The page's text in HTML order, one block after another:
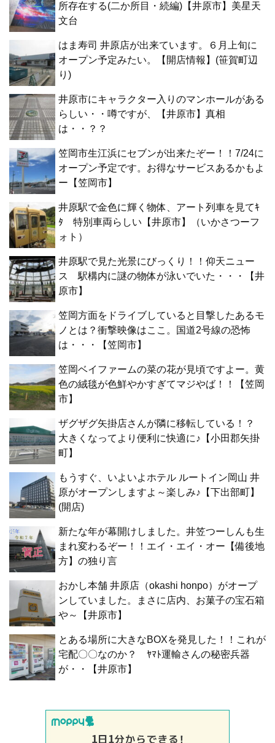
所存在する(二か所目・続編)【井原市】美星天
文台
はま寿司 井原店が出来ています。６月上旬に
オープン予定みたい。【開店情報】(笹賀町辺
り)
井原市にキャラクター入りのマンホールがある
らしい・・噂ですが、【井原市】真相
は・・？？
笠岡市生江浜にセブンが出来たぞー！！7/24に
オープン予定です。お得なサービスあるかもよ
ー【笠岡市】
井原駅で金色に輝く物体、アート列車を見てｷ
ﾀ 特別車両らしい【井原市】（いかさつーフ
ォト）
井原駅で見た光景にびっくり！！仰天ニュー
ス 駅構内に謎の物体が泳いでいた・・・【井
原市】
笠岡方面をドライブしていると目撃したあるモ
ノとは？衝撃映像はここ。国道2号線の恐怖
は・・・【笠岡市】
笠岡ベイファームの菜の花が見頃ですよー。黄
色の絨毯が色鮮やかすぎてマジやば！！【笠岡
市】
ザグザグ矢掛店さんが隣に移転している！？
大きくなってより便利に快適に♪【小田郡矢掛
町】
もうすぐ、いよいよホテル ルートイン岡山 井
原がオープンしますよ～楽しみ♪【下出部町】
(開店)
新たな年が幕開けしました。井笠つーしんも生
まれ変わるぞー！！エイ・エイ・オー【備後地
方】の独り言
おかし本舗 井原店（okashi honpo）がオープ
ンしていました。まさに店内、お菓子の宝石箱
や～【井原市】
とある場所に大きなBOXを発見した！！これが
宅配〇〇なのか？ ﾔﾏﾄ運輸さんの秘密兵器
が・・【井原市】